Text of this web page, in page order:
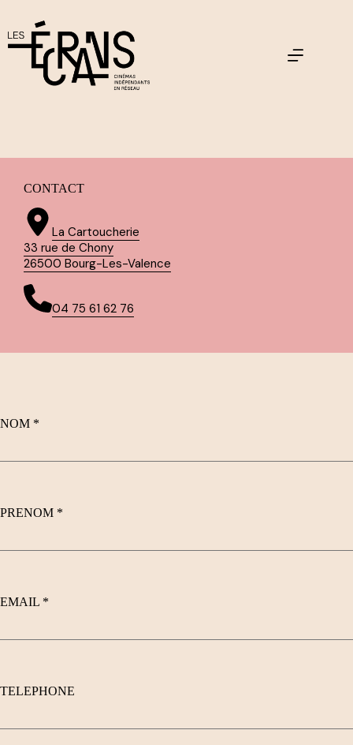
contenu
CONTACT
La Cartoucherie
33 rue de Chony
26500 Bourg-Les-Valence
04 75 61 62 76
NOM *
PRENOM *
EMAIL *
TELEPHONE